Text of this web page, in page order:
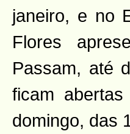
janeiro, e no
Flores
Passam, até
ficam
domingo, das